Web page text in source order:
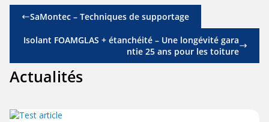
SaMontec – Techniques de supportage
Isolant FOAMGLAS + étanchéité – Une longévité gara
ntie 25 ans pour les toiture
Actualités